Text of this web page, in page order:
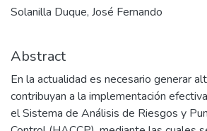
Solanilla Duque, José Fernando
Abstract
En la actualidad es necesario generar
contribuyan a la implementación
el Sistema de Análisis de Riesgos y